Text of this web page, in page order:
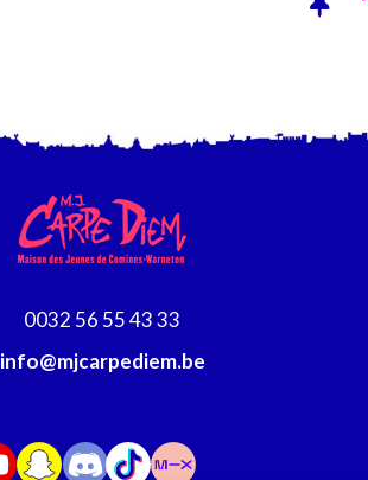
0032 56 55 43 33
info@mjcarpediem.be